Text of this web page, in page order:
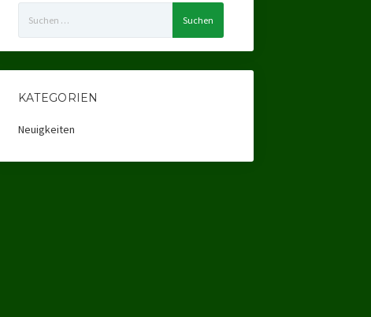
nach:
KATEGORIEN
Neuigkeiten